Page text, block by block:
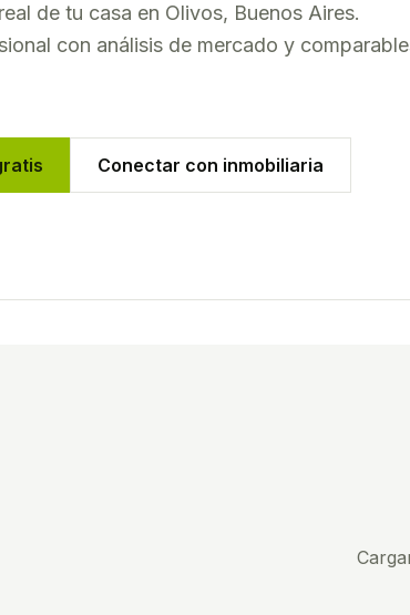
de tu casa en Olivos, Buenos Aires.
con análisis de mercado y
Conectar con inmobiliaria